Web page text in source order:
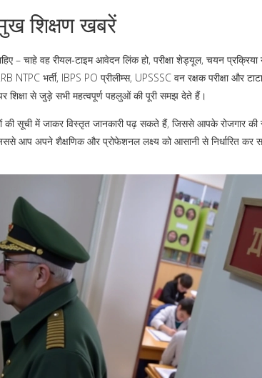
शिक्षण खबरें
– चाहे वह रीयल‑टाइम आवेदन लिंक हो, परीक्षा शेड्यूल, चयन
NTPC भर्ती, IBPS PO प्रीलीम्स, UPSSSC वन रक्षक परीक्षा और
से जुड़े सभी महत्वपूर्ण पहलुओं की पूरी समझ देते हैं।
सूची में जाकर विस्तृत जानकारी पढ़ सकते हैं, जिससे आपके रोजगार की
आप अपने शैक्षणिक और प्रोफेशनल लक्ष्य को आसानी से निर्धारित कर